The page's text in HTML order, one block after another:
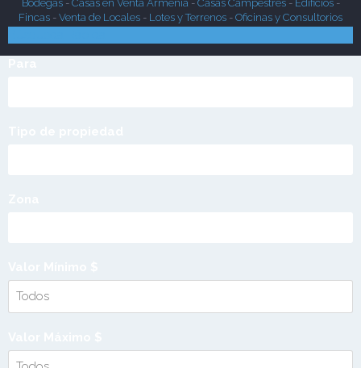
Bodegas- Casas en Venta Armenia - Casas Campestres- Edificios-
Fincas - Venta de Locales - Lotes y Terrenos - Oficinas y Consultorios